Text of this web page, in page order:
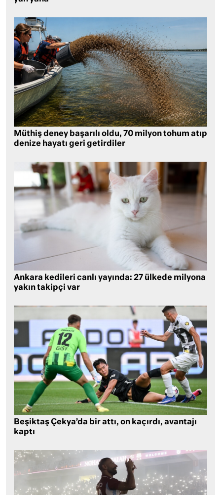
Müthiş deney başarılı oldu, 70 milyon tohum atıp
denize hayatı geri getirdiler
Ankara kedileri canlı yayında: 27 ülkede milyona
yakın takipçi var
Beşiktaş Çekya’da bir attı, on kaçırdı, avantajı
kaptı